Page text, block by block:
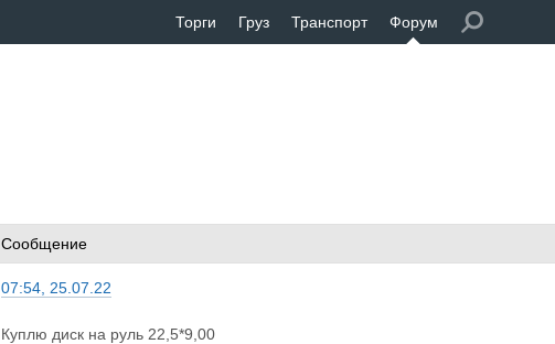
Торги Груз Транспорт Форум
Сообщение
07:54, 25.07.22
Куплю диск на руль 22,5*9,00